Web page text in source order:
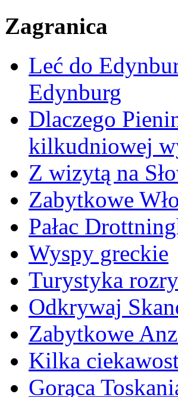
Zagranica
Leć do
Edynburg
Dlaczego
kilkudniowej
Z wizytą na
Zabytkowe
Pałac
Wyspy greckie
Turystyka
Odkrywaj
Zabytkowe
Kilka
Gorąca